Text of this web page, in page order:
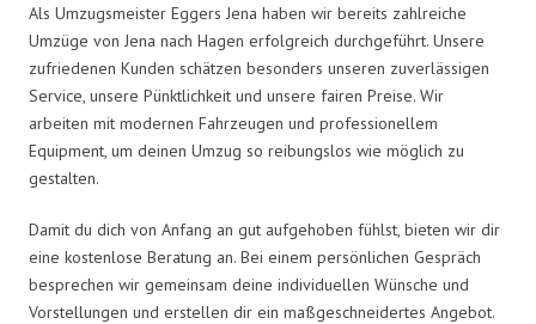
Als Umzugsmeister Eggers Jena haben wir bereits zahlreiche
Umzüge von Jena nach Hagen erfolgreich durchgeführt. Unsere
zufriedenen Kunden schätzen besonders unseren zuverlässigen
Service, unsere Pünktlichkeit und unsere fairen Preise. Wir
arbeiten mit modernen Fahrzeugen und professionellem
Equipment, um deinen Umzug so reibungslos wie möglich zu
gestalten.
Damit du dich von Anfang an gut aufgehoben fühlst, bieten wir dir
eine kostenlose Beratung an. Bei einem persönlichen Gespräch
besprechen wir gemeinsam deine individuellen Wünsche und
Vorstellungen und erstellen dir ein maßgeschneidertes Angebot.